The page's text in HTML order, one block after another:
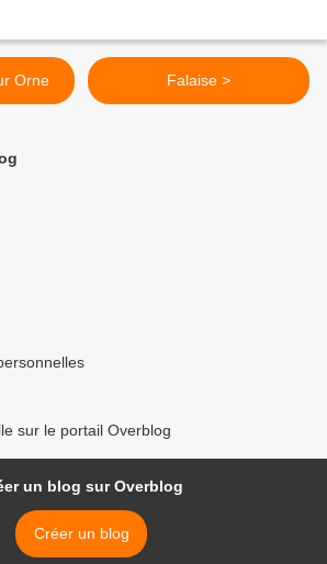
Orne Falaise >
sur le portail Overblog
un blog sur Overblog
Créer un blog